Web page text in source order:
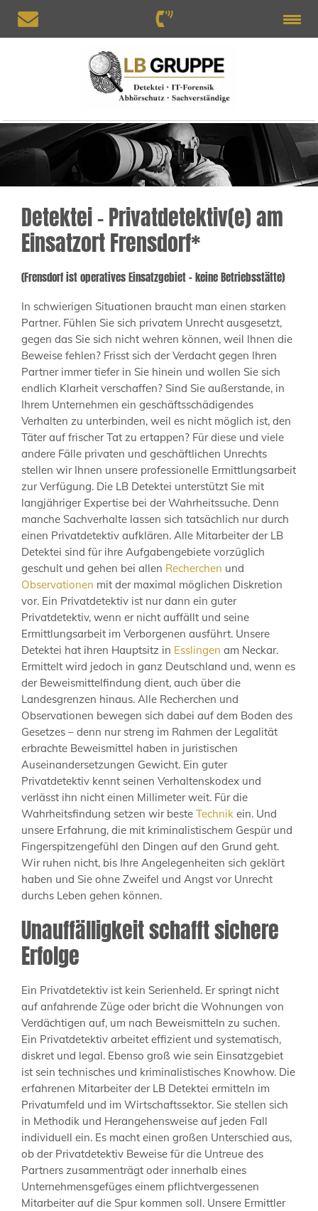
Detektei – Privatdetektiv(e) am
Einsatzort Frensdorf*
(Frensdorf ist operatives Einsatzgebiet – keine Betriebsstätte)
In schwierigen Situationen braucht man einen starken
Partner. Fühlen Sie sich privatem Unrecht ausgesetzt,
gegen das Sie sich nicht wehren können, weil Ihnen die
Beweise fehlen? Frisst sich der Verdacht gegen Ihren
Partner immer tiefer in Sie hinein und wollen Sie sich
endlich Klarheit verschaffen? Sind Sie außerstande, in
Ihrem Unternehmen ein geschäftsschädigendes
Verhalten zu unterbinden, weil es nicht möglich ist, den
Täter auf frischer Tat zu ertappen? Für diese und viele
andere Fälle privaten und geschäftlichen Unrechts
stellen wir Ihnen unsere professionelle Ermittlungsarbeit
zur Verfügung. Die LB Detektei unterstützt Sie mit
langjähriger Expertise bei der Wahrheitssuche. Denn
manche Sachverhalte lassen sich tatsächlich nur durch
einen Privatdetektiv aufklären. Alle Mitarbeiter der LB
Detektei sind für ihre Aufgabengebiete vorzüglich
geschult und gehen bei allen Recherchen und
Observationen mit der maximal möglichen Diskretion
vor. Ein Privatdetektiv ist nur dann ein guter
Privatdetektiv, wenn er nicht auffällt und seine
Ermittlungsarbeit im Verborgenen ausführt. Unsere
Detektei hat ihren Hauptsitz in Esslingen am Neckar.
Ermittelt wird jedoch in ganz Deutschland und, wenn es
der Beweismittelfindung dient, auch über die
Landesgrenzen hinaus. Alle Recherchen und
Observationen bewegen sich dabei auf dem Boden des
Gesetzes – denn nur streng im Rahmen der Legalität
erbrachte Beweismittel haben in juristischen
Auseinandersetzungen Gewicht. Ein guter
Privatdetektiv kennt seinen Verhaltenskodex und
verlässt ihn nicht einen Millimeter weit. Für die
Wahrheitsfindung setzen wir beste Technik ein. Und
unsere Erfahrung, die mit kriminalistischem Gespür und
Fingerspitzengefühl den Dingen auf den Grund geht.
Wir ruhen nicht, bis Ihre Angelegenheiten sich geklärt
haben und Sie ohne Zweifel und Angst vor Unrecht
durchs Leben gehen können.
Unauffälligkeit schafft sichere
Erfolge
Ein Privatdetektiv ist kein Serienheld. Er springt nicht
auf anfahrende Züge oder bricht die Wohnungen von
Verdächtigen auf, um nach Beweismitteln zu suchen.
Ein Privatdetektiv arbeitet effizient und systematisch,
diskret und legal. Ebenso groß wie sein Einsatzgebiet
ist sein technisches und kriminalistisches Knowhow. Die
erfahrenen Mitarbeiter der LB Detektei ermitteln im
Privatumfeld und im Wirtschaftssektor. Sie stellen sich
in Methodik und Herangehensweise auf jeden Fall
individuell ein. Es macht einen großen Unterschied aus,
ob der Privatdetektiv Beweise für die Untreue des
Partners zusammenträgt oder innerhalb eines
Unternehmensgefüges einem pflichtvergessenen
Mitarbeiter auf die Spur kommen soll. Unsere Ermittler